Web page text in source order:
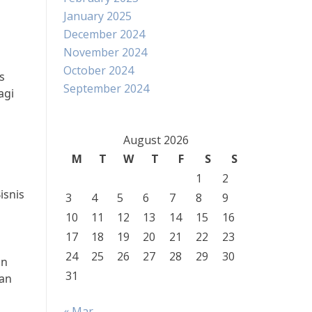
January 2025
December 2024
November 2024
October 2024
September 2024
August 2026
M
T W T F S
S
1
2
3
4 5 6 7 8
9
10
11 12 13 14 15
16
17
18 19 20 21 22
23
24
25 26 27 28 29
30
31